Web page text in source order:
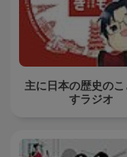
主に日本の歴史の
すラジオ